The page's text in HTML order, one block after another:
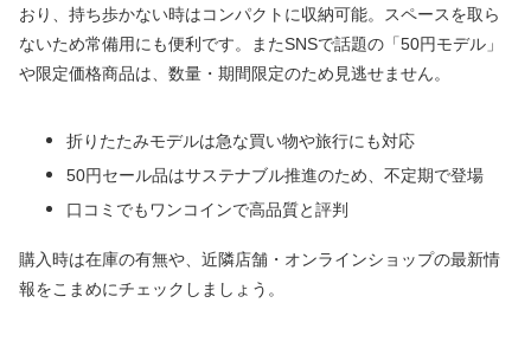
おり、持ち歩かない時はコンパクトに収納可能。スペースを取ら
ないため常備用にも便利です。またSNSで話題の「50円モデル」
や限定価格商品は、数量・期間限定のため見逃せません。
折りたたみモデルは急な買い物や旅行にも対応
50円セール品はサステナブル推進のため、不定期で登場
口コミでもワンコインで高品質と評判
購入時は在庫の有無や、近隣店舗・オンラインショップの最新情
報をこまめにチェックしましょう。